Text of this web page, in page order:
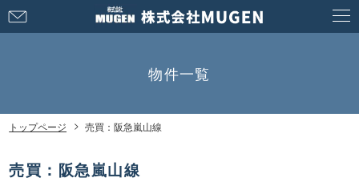
問
せ
物件一覧
トップページ 売買：阪急嵐山線
売買：阪急嵐山線